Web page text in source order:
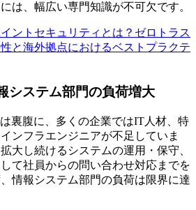
は、幅広い専門知識が不可欠です。
ントセキュリティとは？ゼロトラス
と海外拠点におけるベストプラクテ
システム部門の負荷増大
裏腹に、多くの企業ではIT人材、特
ンフラエンジニアが不足していま
大し続けるシステムの運用・保守、
て社員からの問い合わせ対応までを
情報システム部門の負荷は限界に達